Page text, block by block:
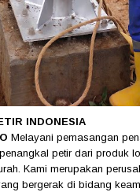
INDONESIA
Melayani pemasangan
petir dari produk
Kami merupakan
bergerak di bidang